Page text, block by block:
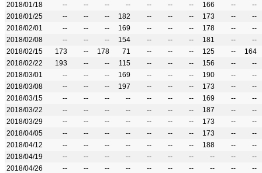
2018/01/18
-- -- -- -- -- -- -- 166 --
--
2018/01/25
-- -- -- 182 -- -- -- 173 --
--
2018/02/01
-- -- -- 169 -- -- -- 178 --
--
2018/02/08
-- -- -- 154 -- -- -- 181 --
--
2018/02/15
173 -- 178 71 -- -- -- 125 --
164
2018/02/22
193 -- -- 115 -- -- -- 156 --
--
2018/03/01
-- -- -- 169 -- -- -- 190 --
--
2018/03/08
-- -- -- 197 -- -- -- 173 --
--
2018/03/15
-- -- -- -- -- -- -- 169 --
--
2018/03/22
-- -- -- -- -- -- -- 187 --
--
2018/03/29
-- -- -- -- -- -- -- 173 --
--
2018/04/05
-- -- -- -- -- -- -- 173 --
--
2018/04/12
-- -- -- -- -- -- -- 188 --
--
2018/04/19
-- -- -- -- -- -- -- -- --
--
2018/04/26
-- -- -- -- -- -- -- -- --
--